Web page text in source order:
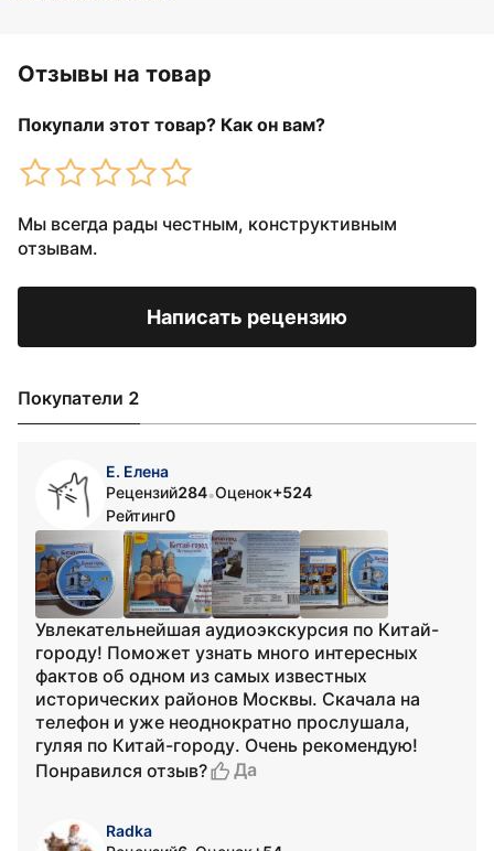
Отзывы на товар
Покупали этот товар? Как он вам?
Мы всегда рады честным, конструктивным
отзывам.
Написать рецензию
Покупатели 2
Е. Елена
Рецензий284•Оценок+524
Рейтинг0
Увлекательнейшая аудиоэкскурсия по Китай-
городу! Поможет узнать много интересных
фактов об одном из самых известных
исторических районов Москвы. Скачала на
телефон и уже неоднократно прослушала,
гуляя по Китай-городу. Очень рекомендую!
Понравился отзыв?
Да
Radka